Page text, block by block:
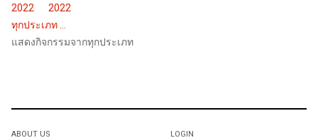
2022
2022
ทุกประเภท ...
แสดงกิจกรรมจากทุกประเภท
ABOUT US
LOGIN